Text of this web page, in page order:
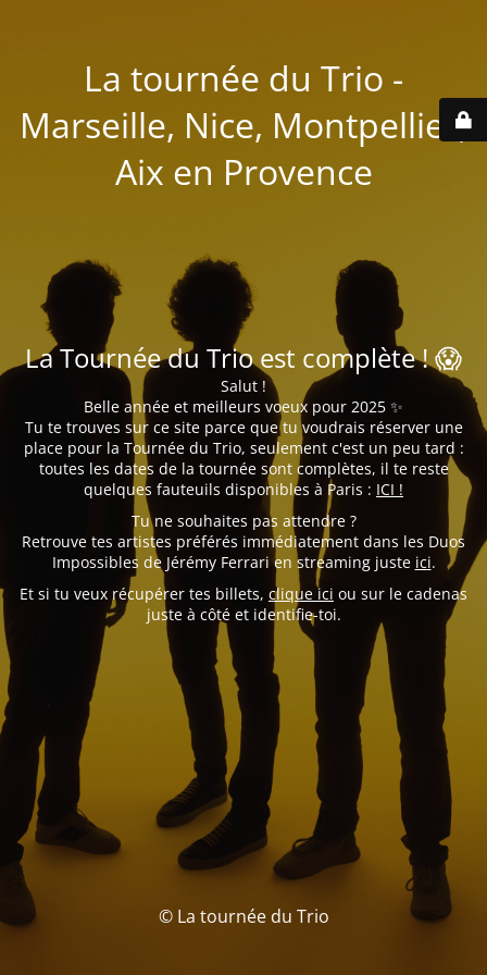
La tournée du Trio -
Marseille, Nice, Montpellier,
Aix en Provence
La Tournée du Trio est complète ! 😱
Salut !
Belle année et meilleurs voeux pour 2025 ✨
Tu te trouves sur ce site parce que tu voudrais réserver une
place pour la Tournée du Trio, seulement c'est un peu tard :
toutes les dates de la tournée sont complètes, il te reste
quelques fauteuils disponibles à Paris : ICI !
Tu ne souhaites pas attendre ?
Retrouve tes artistes préférés immédiatement dans les Duos
Impossibles de Jérémy Ferrari en streaming juste ici.
Et si tu veux récupérer tes billets, clique ici ou sur le cadenas
juste à côté et identifie-toi.
© La tournée du Trio